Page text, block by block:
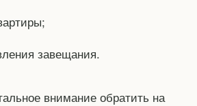
завещания.
внимание обратить на